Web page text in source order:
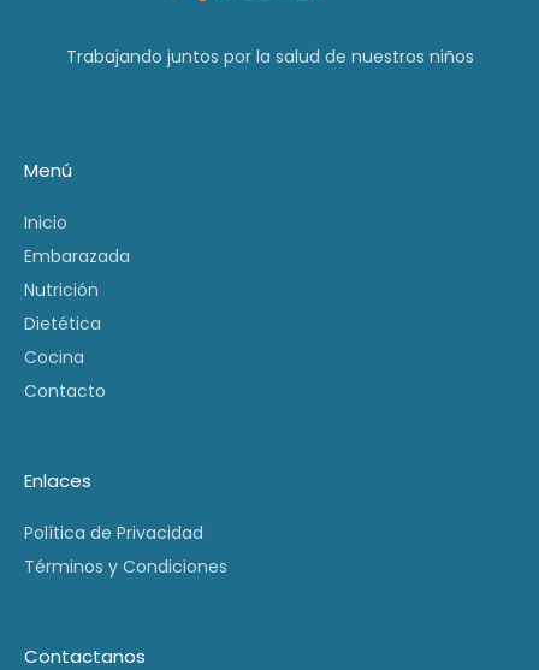
Trabajando juntos por la salud de nuestros niños
Menú
Inicio
Embarazada
Nutrición
Dietética
Cocina
Contacto
Enlaces
Política de Privacidad
Términos y Condiciones
Contactanos